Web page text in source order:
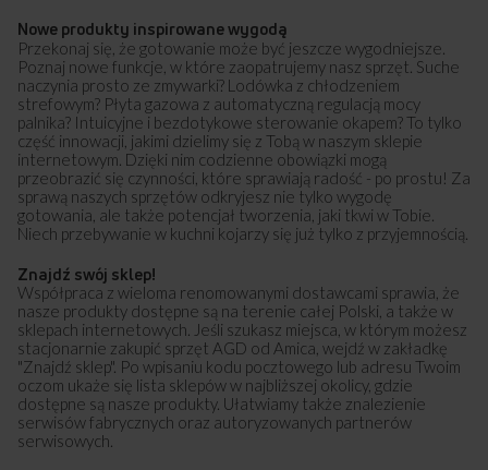
Nowe produkty inspirowane wygodą
Przekonaj się, że gotowanie może być jeszcze wygodniejsze.
Poznaj nowe funkcje, w które zaopatrujemy nasz sprzęt. Suche
naczynia prosto ze zmywarki? Lodówka z chłodzeniem
strefowym? Płyta gazowa z automatyczną regulacją mocy
palnika? Intuicyjne i bezdotykowe sterowanie okapem? To tylko
część innowacji, jakimi dzielimy się z Tobą w naszym sklepie
internetowym. Dzięki nim codzienne obowiązki mogą
przeobrazić się czynności, które sprawiają radość - po prostu! Za
sprawą naszych sprzętów odkryjesz nie tylko wygodę
gotowania, ale także potencjał tworzenia, jaki tkwi w Tobie.
Niech przebywanie w kuchni kojarzy się już tylko z przyjemnością.
Znajdź swój sklep!
Współpraca z wieloma renomowanymi dostawcami sprawia, że
nasze produkty dostępne są na terenie całej Polski, a także w
sklepach internetowych. Jeśli szukasz miejsca, w którym możesz
stacjonarnie zakupić sprzęt AGD od Amica, wejdź w zakładkę
"Znajdź sklep". Po wpisaniu kodu pocztowego lub adresu Twoim
oczom ukaże się lista sklepów w najbliższej okolicy, gdzie
dostępne są nasze produkty. Ułatwiamy także znalezienie
serwisów fabrycznych oraz autoryzowanych partnerów
serwisowych.